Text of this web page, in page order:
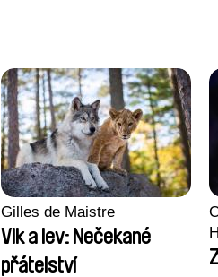
Gilles de Maistre
Vlk a lev: Nečekané
přátelství